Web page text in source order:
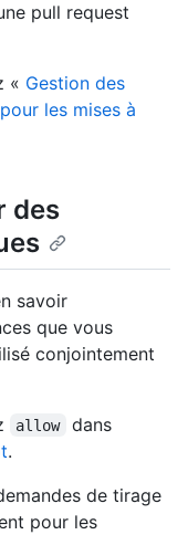
pull request
« Gestion des
les mises à
des
savoir
que vous
conjointement
allow
dans
.
de tirage
pour les